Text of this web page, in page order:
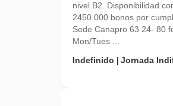
nivel B2. Disponibilidad
2450.000 bonos por
Sede Canapro 63 24- 80
Mon/Tues ...
Indefinido
Jornada